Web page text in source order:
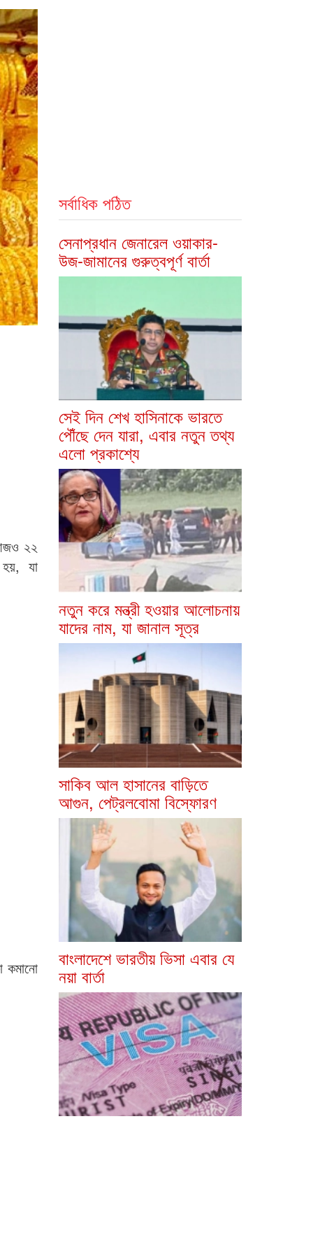
২২
হয়, যা
কমানো
সর্বাধিক পঠিত
সেনাপ্রধান জেনারেল ওয়াকার-
উজ-জামানের গুরুত্বপূর্ণ বার্তা
সেই দিন শেখ হাসিনাকে ভারতে
পৌঁছে দেন যারা, এবার নতুন তথ্য
এলো প্রকাশ্যে
নতুন করে মন্ত্রী হওয়ার আলোচনায়
যাদের নাম, যা জানাল সূত্র
সাকিব আল হাসানের বাড়িতে
আগুন, পেট্রলবোমা বিস্ফোরণ
বাংলাদেশে ভারতীয় ভিসা এবার যে
নয়া বার্তা